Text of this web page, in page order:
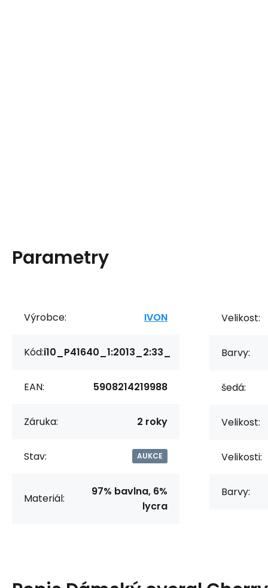
Parametry
Výrobce: IVON
Kód:i10_P41640_1:2013_2:33_
EAN: 5908214219988
Záruka: 2 roky
Stav: AUKCE
Materiál:
97% bavlna, 6%
lycra
Velikost:
Barvy:
šedá:
Velikost:
Velikosti:
Barvy: